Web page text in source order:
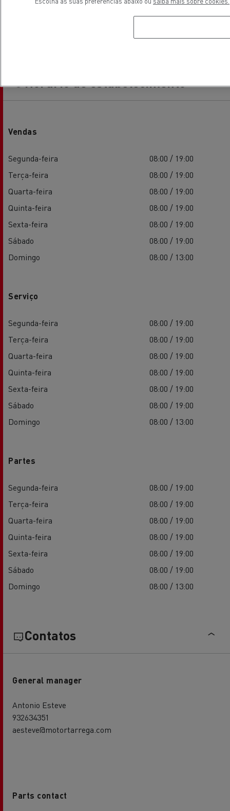
Horário de estabelecimento
Vendas
Segunda-feira
08:00 / 19:00
Terça-feira
08:00 / 19:00
Quarta-feira
08:00 / 19:00
Quinta-feira
08:00 / 19:00
Sexta-feira
08:00 / 19:00
Sábado
08:00 / 19:00
Domingo
08:00 / 13:00
Serviço
Segunda-feira
08:00 / 19:00
Terça-feira
08:00 / 19:00
Quarta-feira
08:00 / 19:00
Quinta-feira
08:00 / 19:00
Sexta-feira
08:00 / 19:00
Sábado
08:00 / 19:00
Domingo
08:00 / 13:00
Partes
Segunda-feira
08:00 / 19:00
Terça-feira
08:00 / 19:00
Quarta-feira
08:00 / 19:00
Quinta-feira
08:00 / 19:00
Sexta-feira
08:00 / 19:00
Sábado
08:00 / 19:00
Domingo
08:00 / 13:00
Contatos
General manager
Antonio Esteve
932634351
aesteve@motortarrega.com
Parts contact